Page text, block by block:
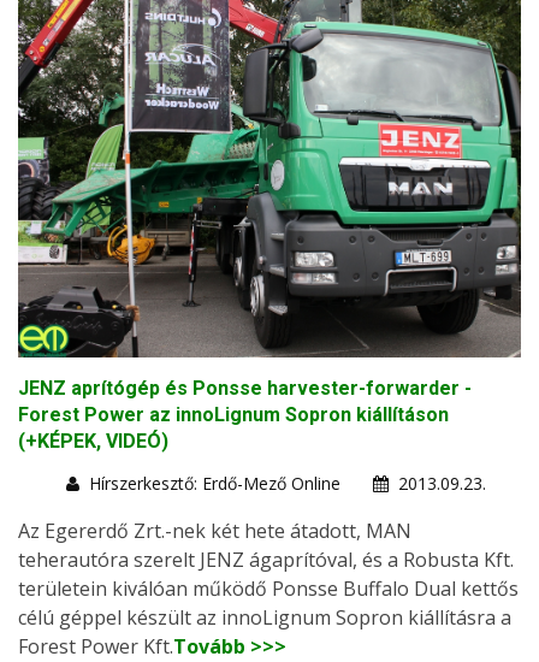
JENZ aprítógép és Ponsse harvester-forwarder -
Forest Power az innoLignum Sopron kiállításon
(+KÉPEK, VIDEÓ)
Hírszerkesztő: Erdő-Mező Online
2013.09.23.
Az Egererdő Zrt.-nek két hete átadott, MAN
teherautóra szerelt JENZ ágaprítóval, és a Robusta Kft.
területein kiválóan működő Ponsse Buffalo Dual kettős
célú géppel készült az innoLignum Sopron kiállításra a
Forest Power Kft.Tovább >>>